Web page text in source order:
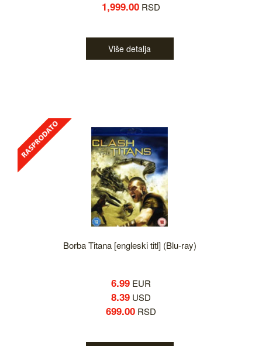
1,999.00 RSD
Više detalja
Borba Titana [engleski titl] (Blu-ray)
6.99 EUR
8.39 USD
699.00 RSD